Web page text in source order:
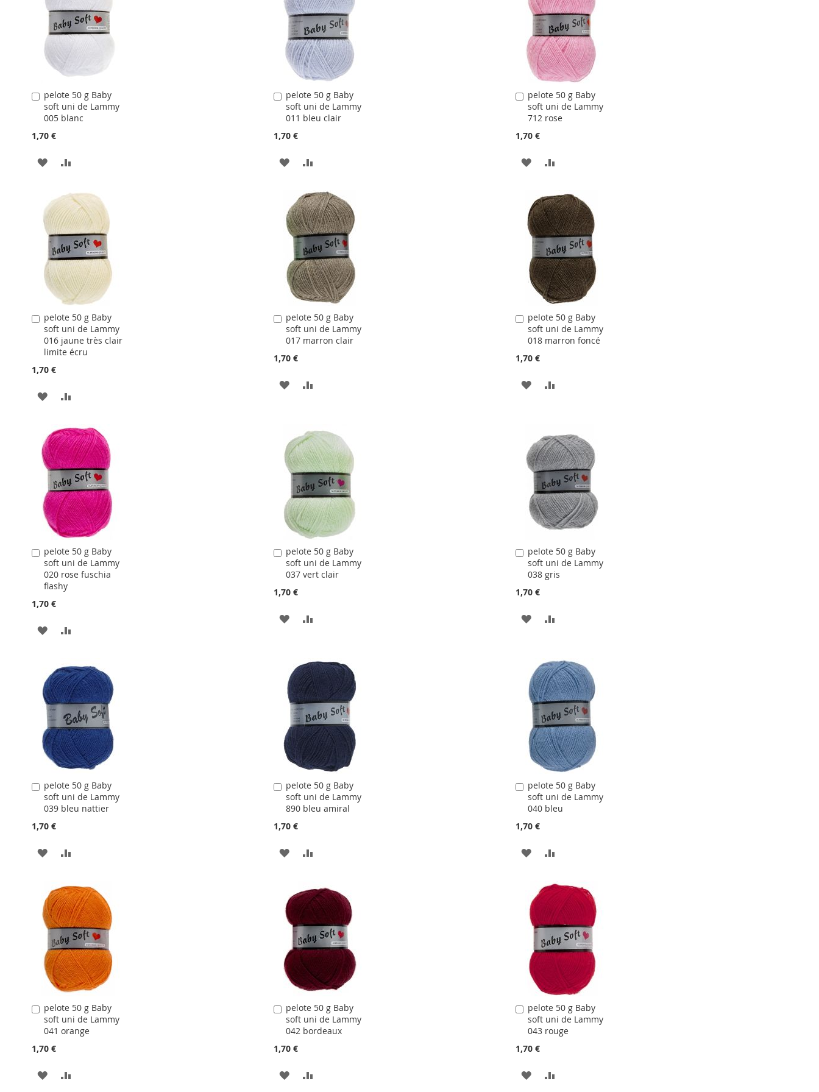
D'ACHATS
D'ACHATS
LISTE
D'ACHATS
pelote 50 g Baby
soft uni de Lammy
005 blanc
1,70 €
Ajouter
au
panier
AJOUTER
LA
LISTE
D'ACHATS
COMPARATEUR
pelote 50 g Baby
soft uni de Lammy
011 bleu clair
1,70 €
Ajouter
au
panier
AJOUTER
LA
LISTE
D'ACHATS
COMPARATEUR
pelote 50 g Baby
soft uni de Lammy
712 rose
1,70 €
Ajouter
au
panier
AJOUTER
LA
LISTE
D'ACHATS
COMPARATEUR
pelote 50 g Baby
soft uni de Lammy
016 jaune très clair
limite écru
1,70 €
Ajouter
au
panier
AJOUTER
LA
LISTE
D'ACHATS
COMPARATEUR
pelote 50 g Baby
soft uni de Lammy
017 marron clair
1,70 €
Ajouter
au
panier
AJOUTER
LISTE
D'ACHATS
pelote 50 g Baby
soft uni de Lammy
018 marron foncé
1,70 €
Ajouter
au
panier
AJOUTER
LISTE
D'ACHATS
pelote 50 g Baby
soft uni de Lammy
020 rose fuschia
flashy
1,70 €
Ajouter
au
panier
AJOUTER
LA
LISTE
D'ACHATS
COMPARATEUR
pelote 50 g Baby
soft uni de Lammy
037 vert clair
1,70 €
Ajouter
au
panier
AJOUTER
LISTE
D'ACHATS
COMPARATEUR
pelote 50 g Baby
soft uni de Lammy
038 gris
1,70 €
Ajouter
au
panier
AJOUTER
LISTE
D'ACHATS
COMPARATEUR
pelote 50 g Baby
soft uni de Lammy
039 bleu nattier
1,70 €
Ajouter
au
panier
AJOUTER
LA
LISTE
D'ACHATS
COMPARATEUR
pelote 50 g Baby
soft uni de Lammy
890 bleu amiral
1,70 €
Ajouter
au
panier
AJOUTER
LA
D'ACHATS
COMPARATEUR
pelote 50 g Baby
soft uni de Lammy
040 bleu
1,70 €
Ajouter
au
panier
AJOUTER
LA
LISTE
D'ACHATS
COMPARATEUR
pelote 50 g Baby
soft uni de Lammy
041 orange
1,70 €
Ajouter
au
panier
AJOUTER
pelote 50 g Baby
soft uni de Lammy
042 bordeaux
1,70 €
Ajouter
au
panier
AJOUTER
pelote 50 g Baby
soft uni de Lammy
043 rouge
1,70 €
Ajouter
au
panier
AJOUTER